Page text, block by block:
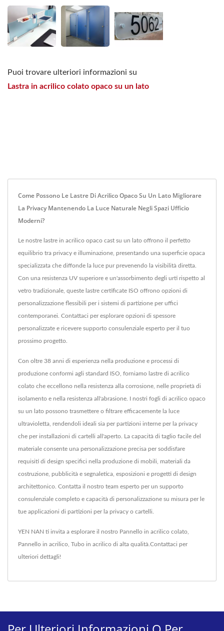
Puoi trovare ulteriori informazioni su
Lastra in acrilico colato opaco su un lato
Come Possono Le Lastre Di Acrilico Opaco Su Un Lato Migliorare
La Privacy Mantenendo La Luce Naturale Negli Spazi Ufficio
Moderni?
Le nostre lastre in acrilico opaco cast su un lato offrono il perfetto
equilibrio tra privacy e illuminazione, presentando una superficie opaca
specializzata che diffonde la luce pur prevenendo la visibilità diretta.
Con una resistenza UV superiore e un'assorbimento degli urti rispetto al
vetro tradizionale, queste lastre certificate ISO offrono opzioni di
personalizzazione flessibili per i sistemi di partizione per uffici
contemporanei. Contattaci per esplorare opzioni di spessore
personalizzate e ricevere supporto consulenziale esperto per il tuo
prossimo progetto.
Con oltre 38 anni di esperienza nella produzione e processi di
produzione conformi agli standard ISO, forniamo lastre di acrilico
colato che eccellono nella resistenza alla corrosione, nelle proprietà di
isolamento e nella resistenza all'abrasione. I nostri fogli di acrilico opaco
su un lato possono trasmettere o filtrare efficacemente la luce
ultravioletta, rendendoli ideali sia per partizioni interne per la privacy
che per installazioni di cartelli all'aperto. La capacità di taglio facile del
materiale consente una personalizzazione precisa per soddisfare
requisiti di design specifici nella produzione di mobili, materiali da
costruzione, pubblicità e segnaletica, esposizioni e progetti di design
architettonico. Contatta il nostro team esperto per un supporto
consulenziale completo e capacità di personalizzazione su misura per le
tue applicazioni di partizioni per la privacy o cartelli.
YEN NAN ti invita a esplorare il nostro Pannello in acrilico colato
Pannello in acrilico Tubo in acrilico di alta qualità. Contattaci per
ulteriori dettagli!